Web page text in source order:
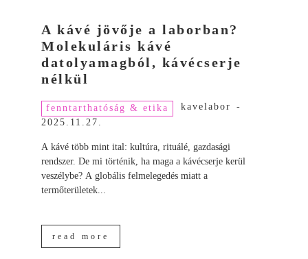
A kávé jövője a laborban?
Molekuláris kávé
datolyamagból, kávécserje
nélkül
fenntarthatóság & etika kavelabor
-
2025.11.27.
A kávé több mint ital: kultúra, rituálé, gazdasági
rendszer. De mi történik, ha maga a kávécserje kerül
veszélybe? A globális felmelegedés miatt a
termőterületek...
read more